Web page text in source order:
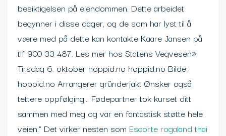
besiktigelsen på eiendommen. Dette arbeidet
begynner i disse dager, og de som har lyst til å
være med på dette kan kontakte Kaare Jansen på
tlf 900 33 487. Les mer hos Statens Vegvesen»
Tirsdag 6. oktober hoppid.no hoppid.no Bilde:
hoppid.no Arrangerer gründerjakt Ønsker også
tettere oppfølging… Fødepartner tok kurset ditt
sammen med meg og var en fantastisk støtte hele
veien.” Det virker nesten som Escorte rogaland thai